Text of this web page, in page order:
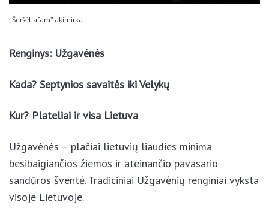
„Šeršėliafam” akimirka
Renginys: Užgavėnės
Kada? Septynios savaitės iki Velykų
Kur? Plateliai ir visa Lietuva
Užgavėnės – plačiai lietuvių liaudies minima
besibaigiančios žiemos ir ateinančio pavasario
sandūros šventė. Tradiciniai Užgavėnių renginiai vyksta
visoje Lietuvoje.